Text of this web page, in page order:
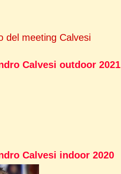
del meeting Calvesi
Calvesi outdoor 2021
Calvesi indoor 2020